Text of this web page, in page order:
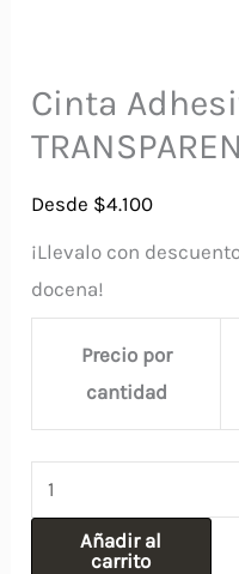
Cinta
Desde $4.100
¡Llevalo con
docena!
Precio por
cantidad
Cinta
Adhesiva
Añadir al
carrito